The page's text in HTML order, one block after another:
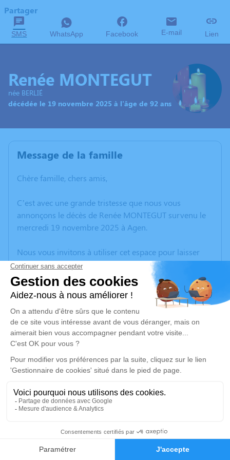
Faire-part Hommages
Partager
SMS WhatsApp Facebook E-mail Lien
Renée MONTEGUT
née BERLIÉ
décédée le 19 novembre 2025 à l'âge de 92 ans
Message de la famille
Chère famille, chers amis,
C’est avec une grande tristesse que nous vous
annonçons le décès de Renée MONTEGUT survenu le
mercredi 19 novembre 2025 à Agen.
Nous vous invitons à utiliser cet espace pour laisser
vos condoléances, partager des photos souvenirs, une
anecdote ou exprimer vos pensées à travers des
poèmes ou des textes. Cet endroit est un lieu
d'expression dédié à honorer la mémoire de Renée
MONTEGUT.
Un service de plantation d’arbre hommage est
disponible ici.
Je rends hommage
Inhumation
Cimetière Macalet de Castelsarrasin
Route de Toulouse